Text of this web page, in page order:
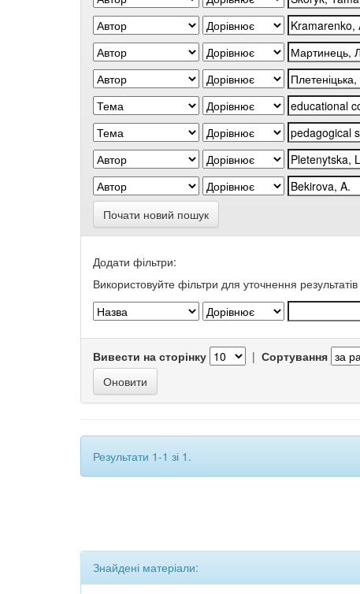
Почати новий пошук
Додати фільтри:
Використовуйте фільтри для уточнення
Вивести на сторінку | Сортування
Результати 1-1 зі 1.
Знайдені матеріали: